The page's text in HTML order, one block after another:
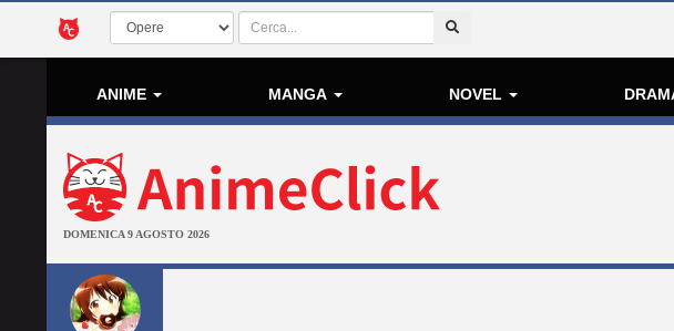
ANIME MANGA NOVEL
DOMENICA 9 AGOSTO 2026